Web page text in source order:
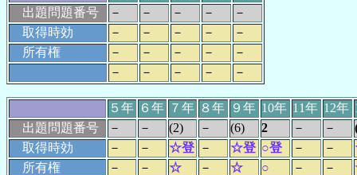
出題問題番号
－ － － －
－
取得時効
－ － － －
－
所有権
－ － － －
－
－
－ － － －
５年 ６年 ７年 ８年 ９年 10年 11年 12年
出題問題番号
－ － (2) － (6) 2 － －
取得時効
－ － ☆登 － ☆登 ○登 － －
所有権
－ － ☆ － ☆ ○ － －